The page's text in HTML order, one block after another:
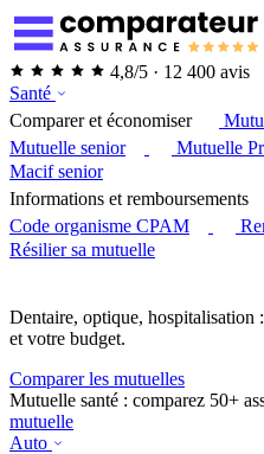
4,8/5 · 12 400 avis
Santé
Comparer et économiser
Mutuelle senior
Mutuelle
Macif senior
Informations et remboursements
Code organisme CPAM
Résilier sa mutuelle
Dentaire, optique, hospitalisation
et votre budget.
Comparer les mutuelles
Mutuelle santé : comparez 50+
mutuelle
Auto